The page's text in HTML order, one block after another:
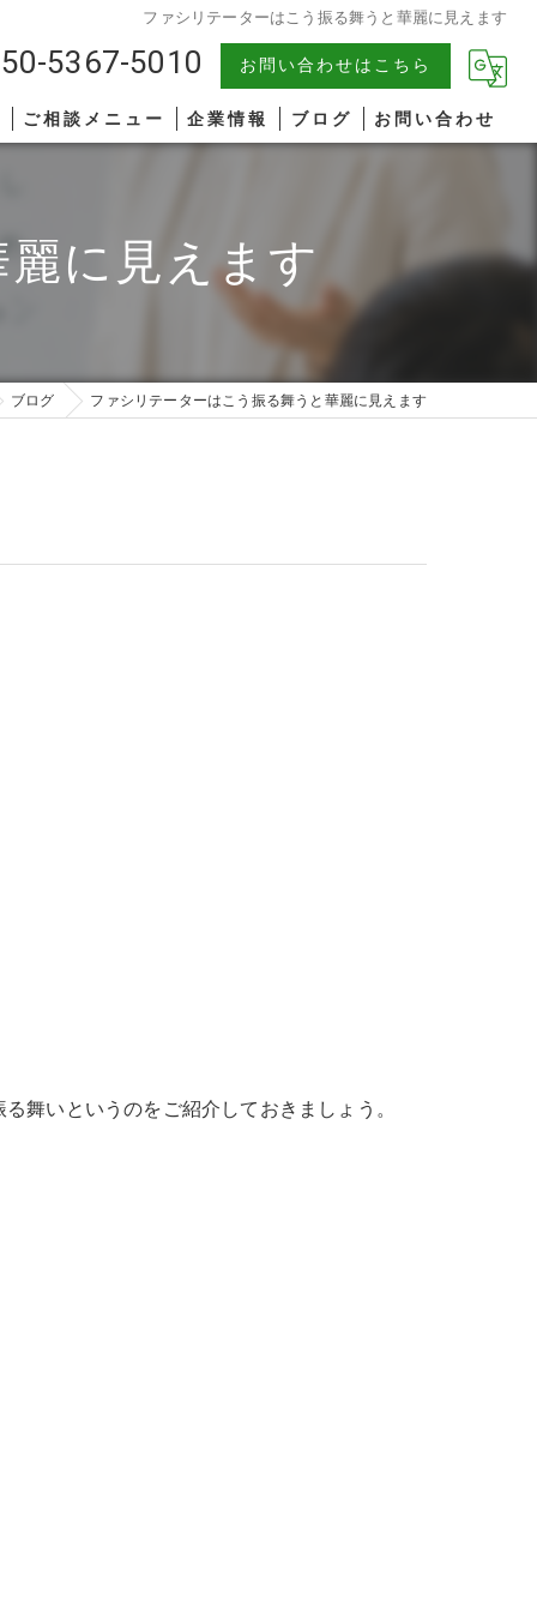
ファシリテーターはこう振る舞うと華麗に見えます
5367-5010 お問い合わせはこちら
ご相談メニュー
AIコンサルティング
ファシリテーション
企業情報
著書一覧
ブログ お問い合わせ
に見えます
ブログ ファシリテーターはこう振る舞うと華麗に見えます
舞いというのをご紹介しておきましょう。